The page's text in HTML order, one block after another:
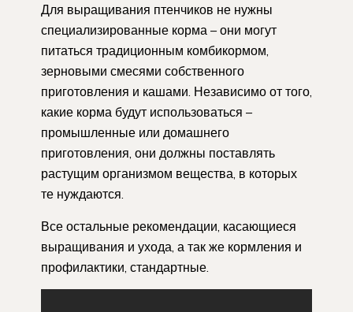
Для выращивания птенчиков не нужны
специализированные корма – они могут
питаться традиционным комбикормом,
зерновыми смесями собственного
приготовления и кашами. Независимо от того,
какие корма будут использоваться –
промышленные или домашнего
приготовления, они должны поставлять
растущим организмом вещества, в которых
те нуждаются.
Все остальные рекомендации, касающиеся
выращивания и ухода, а так же кормления и
профилактики, стандартные.